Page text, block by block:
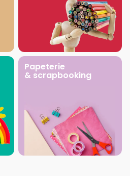
Papeterie
& scrapbooking